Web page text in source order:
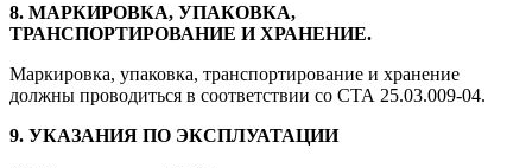
8. МАРКИРОВКА, УПАКОВКА,
ТРАНСПОРТИРОВАНИЕ И ХРАНЕНИЕ.
Маркировка, упаковка, транспортирование и хранение
должны проводиться в соответствии со СТА 25.03.009-04.
9. УКАЗАНИЯ ПО ЭКСПЛУАТАЦИИ